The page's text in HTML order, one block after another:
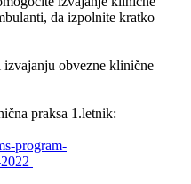
da izpolnite kratko
izvajanju obvezne klinične
praksa 1.letnik:
program-